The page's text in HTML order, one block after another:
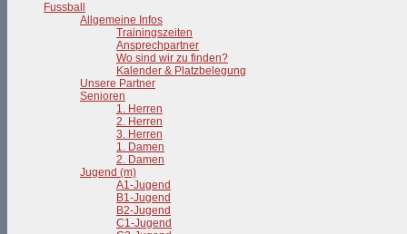
Fussball
Allgemeine Infos
Trainingszeiten
Ansprechpartner
Wo sind wir zu finden?
Kalender & Platzbelegung
Unsere Partner
Senioren
1. Herren
2. Herren
3. Herren
1. Damen
2. Damen
Jugend (m)
A1-Jugend
B1-Jugend
B2-Jugend
C1-Jugend